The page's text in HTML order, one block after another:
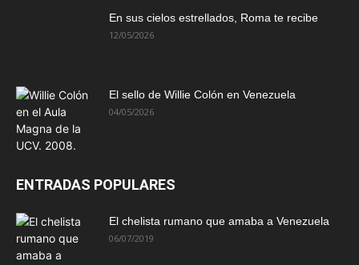
En sus cielos estrellados, Roma te recibe
12/05/2026
El sello de Willie Colón en Venezuela
04/05/2026
ENTRADAS POPULARES
El chelista rumano que amaba a Venezuela
06/07/2019